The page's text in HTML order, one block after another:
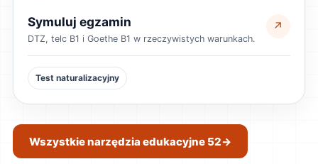
Symuluj egzamin
DTZ, telc B1 i Goethe B1 w rzeczywistych warunkach.
↗
Test naturalizacyjny
Wszystkie narzędzia edukacyjne 52→